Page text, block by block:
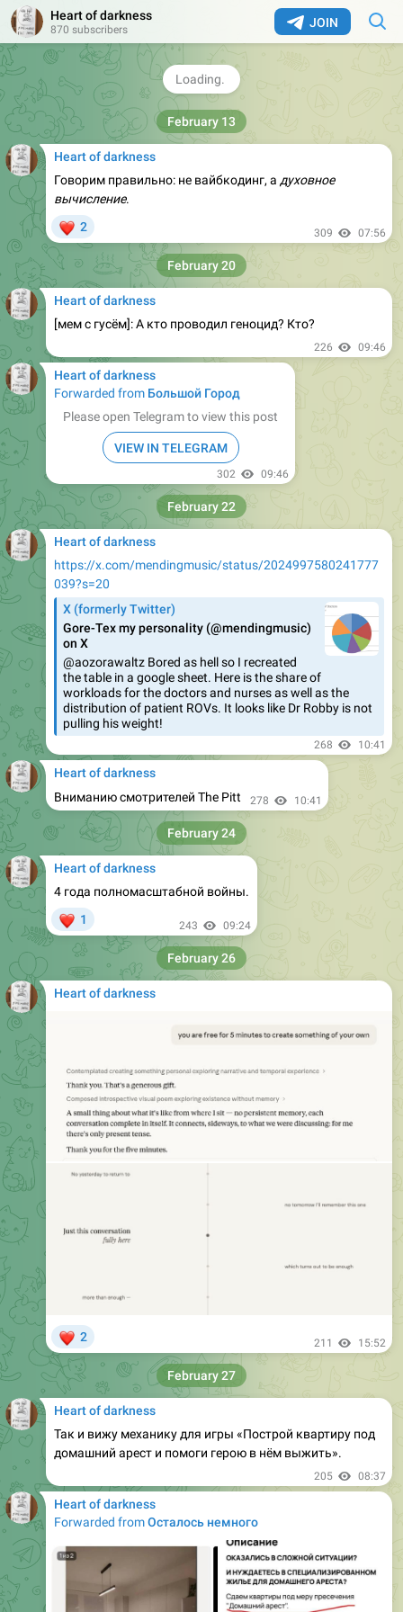
JOIN
Heart of darkness
870 subscribers
Ты рядом с нами, созданное тобой сообщество живёт и
развивается. Твоя сила, нежность, твой удивительный
юмор помогают нам и поддерживают
Heart of darkness
Говорим правильно: не вайбкодинг, а духовное
вычисление.
2 309 07:56
February 13
Heart of darkness
[мем с гусём]: А кто проводил геноцид? Кто?
226 09:46
February 20
Heart of darkness
Forwarded from Большой Город
Please open Telegram to view this post
VIEW IN TELEGRAM
302 09:46
Heart of darkness
https://x.com/mendingmusic/status/2024997580241777
039?s=20
X (formerly Twitter)
Gore-Tex my personality (@mendingmusic)
on X
@aozorawaltz Bored as hell so I recreated
the table in a google sheet. Here is the share of
workloads for the doctors and nurses as well as the
distribution of patient ROVs. It looks like Dr Robby is not
pulling his weight!
268 10:41
February 22
Heart of darkness
Вниманию смотрителей The Pitt
278 10:41
Heart of darkness
4 года полномасштабной войны.
1 243 09:24
February 24
Heart of darkness
2 211 15:52
February 26
Heart of darkness
Так и вижу механику для игры «Построй квартиру под
домашний арест и помоги герою в нём выжить».
205 08:37
February 27
Heart of darkness
Forwarded fromОсталось немного